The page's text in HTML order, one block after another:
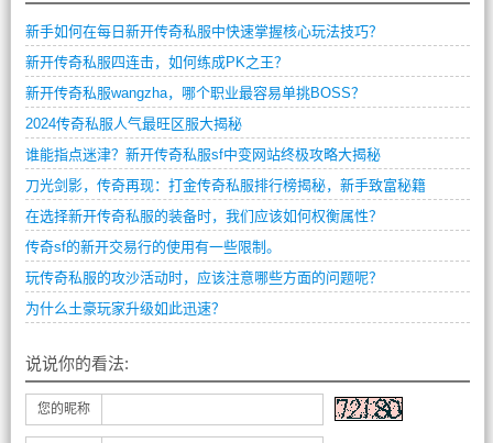
新手如何在每日新开传奇私服中快速掌握核心玩法技巧？
新开传奇私服四连击，如何练成PK之王？
新开传奇私服wangzha，哪个职业最容易单挑BOSS？
2024传奇私服人气最旺区服大揭秘
谁能指点迷津？新开传奇私服sf中变网站终极攻略大揭秘
刀光剑影，传奇再现：打金传奇私服排行榜揭秘，新手致富秘籍
在选择新开传奇私服的装备时，我们应该如何权衡属性？
传奇sf的新开交易行的使用有一些限制。
玩传奇私服的攻沙活动时，应该注意哪些方面的问题呢？
为什么土豪玩家升级如此迅速？
说说你的看法:
您的昵称